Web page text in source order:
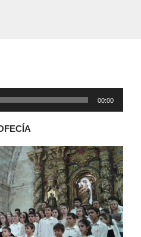
00:00